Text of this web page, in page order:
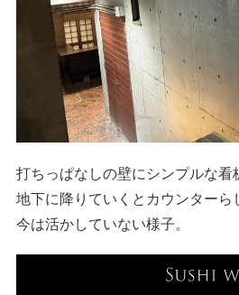
打ちっぱなしの壁にシンプルな看
地下に降りていくとカウンター
今は活かしていない様子。